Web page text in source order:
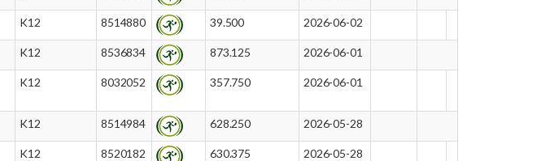
K12 8514880 39.500 2026-06-02
K12 8536834 873.125 2026-06-01
K12 8032052 357.750 2026-06-01
K12 8514984 628.250 2026-05-28
K12 8520182 630.375 2026-05-28